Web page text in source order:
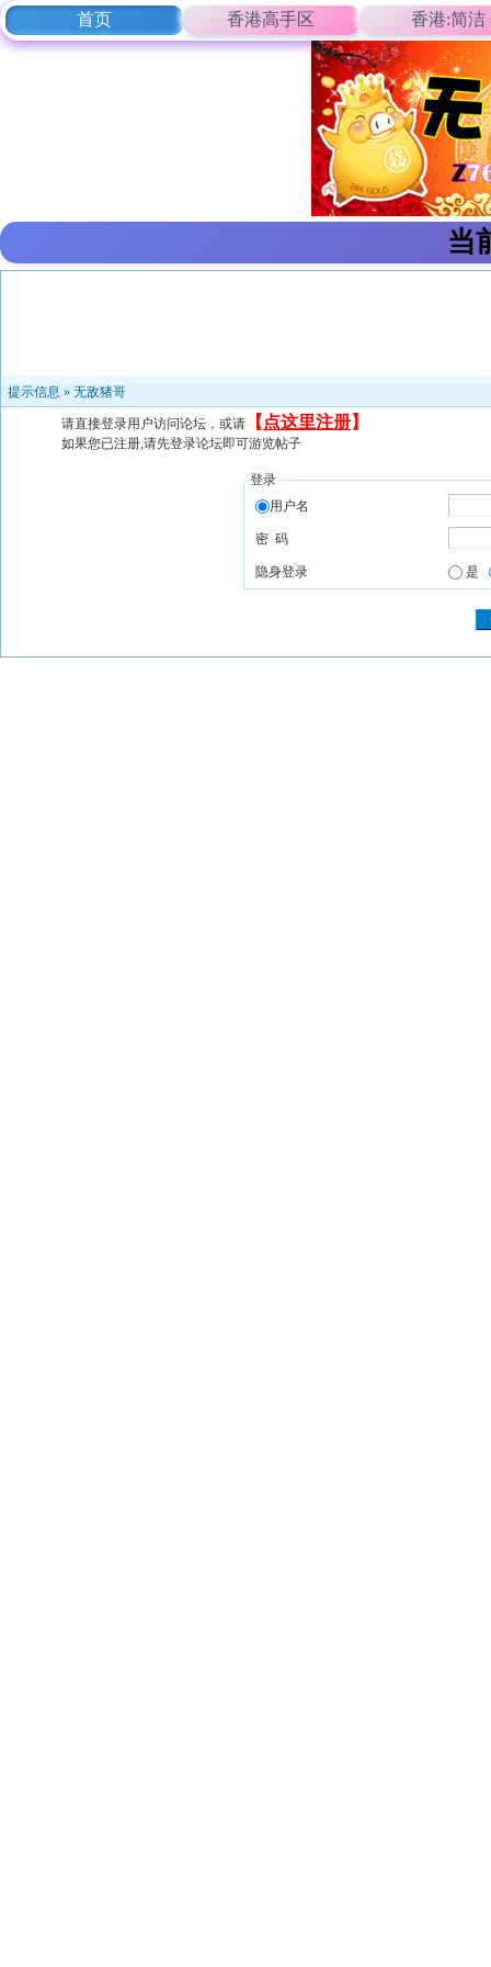
首页 香港高手区 香港:简洁
当
提示信息 » 无敌猪哥
请直接登录用户访问论坛，或请 【 点这里注册】
如果您已注册,请先登录论坛即可游览帖子
登录
用户名
密 码
隐身登录 是